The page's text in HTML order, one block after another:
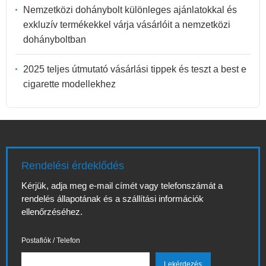
Nemzetközi dohánybolt különleges ajánlatokkal és
exkluzív termékekkel várja vásárlóit a nemzetközi
dohányboltban
2025 teljes útmutató vásárlási tippek és teszt a best e
cigarette modellekhez
Rendelési érdeklődés
Kérjük, adja meg e-mail címét vagy telefonszámát a
rendelés állapotának és a szállítási információk
ellenőrzéséhez.
Postafiók / Telefon